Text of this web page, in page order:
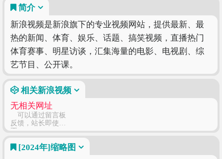
简介
新浪视频是新浪旗下的专业视频网站，提供最新、最
热的新闻、体育、娱乐、话题、搞笑视频，直播热门
体育赛事、明星访谈，汇集海量的电影、电视剧、综
艺节目、公开课。
相关新浪视频
无相关网址
可以通过留言板
反馈，站长即使修
正
[2024年]缩略图